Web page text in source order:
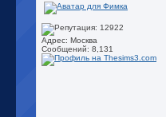
Адрес: Москва
Сообщений: 8,131